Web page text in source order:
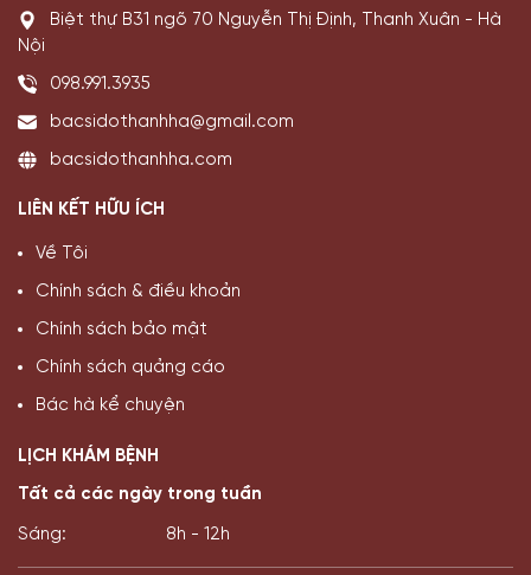
Biệt thự B31 ngõ 70 Nguyễn Thị Định, Thanh Xuân - Hà
Nội
098.991.3935
bacsidothanhha@gmail.com
bacsidothanhha.com
LIÊN KẾT HỮU ÍCH
Về Tôi
Chính sách & điều khoản
Chính sách bảo mật
Chính sách quảng cáo
Bác hà kể chuyện
LỊCH KHÁM BỆNH
Tất cả các ngày trong tuần
Sáng: 8h - 12h